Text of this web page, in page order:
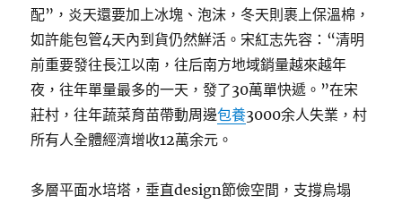
配”，炎天還要加上冰塊、泡沫，冬天則裹上保溫棉，
如許能包管4天內到貨仍然鮮活。宋紅志先容：“清明
前重要發往長江以南，往后南方地域銷量越來越年
夜，往年單量最多的一天，發了30萬單快遞。”在宋
莊村，往年蔬菜育苗帶動周邊包養3000余人失業，村
所有人全體經濟增收12萬余元。
多層平面水培塔，垂直design節儉空間，支撐烏塌